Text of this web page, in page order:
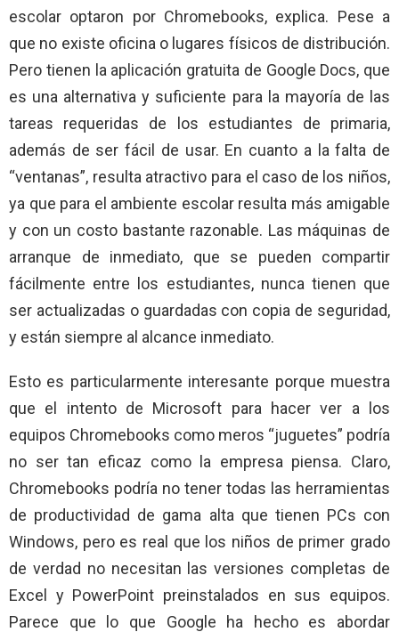
escolar optaron por Chromebooks, explica. Pese a
que no existe oficina o lugares físicos de distribución.
Pero tienen la aplicación gratuita de Google Docs, que
es una alternativa y suficiente para la mayoría de las
tareas requeridas de los estudiantes de primaria,
además de ser fácil de usar. En cuanto a la falta de
“ventanas”, resulta atractivo para el caso de los niños,
ya que para el ambiente escolar resulta más amigable
y con un costo bastante razonable. Las máquinas de
arranque de inmediato, que se pueden compartir
fácilmente entre los estudiantes, nunca tienen que
ser actualizadas o guardadas con copia de seguridad,
y están siempre al alcance inmediato.
Esto es particularmente interesante porque muestra
que el intento de Microsoft para hacer ver a los
equipos Chromebooks como meros “juguetes” podría
no ser tan eficaz como la empresa piensa. Claro,
Chromebooks podría no tener todas las herramientas
de productividad de gama alta que tienen PCs con
Windows, pero es real que los niños de primer grado
de verdad no necesitan las versiones completas de
Excel y PowerPoint preinstalados en sus equipos.
Parece que lo que Google ha hecho es abordar